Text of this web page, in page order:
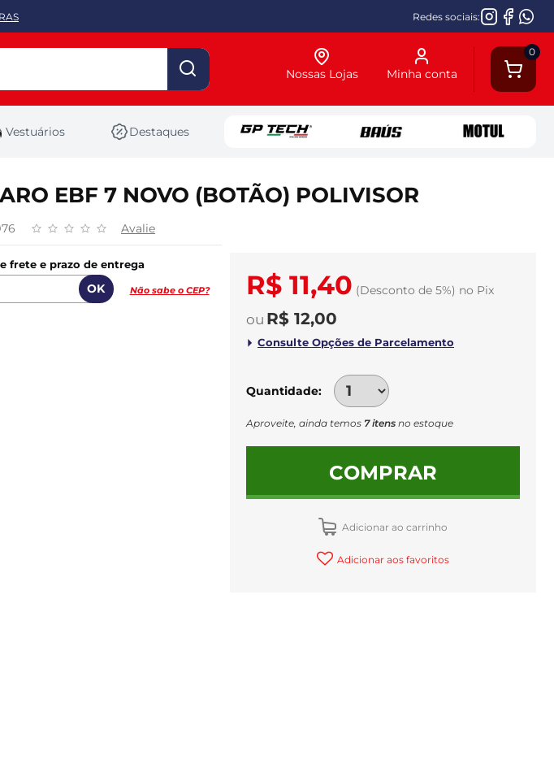
Redes sociais:
0
Minha conta
Nossas Lojas
Vestuários Destaques
EBF 7 NOVO (BOTÃO) POLIVISOR
Avalie
frete e prazo de entrega
Não sabe o CEP? R$ 11,40 (Desconto de 5%) no Pix
R$ 12,00
Quantidade
Aproveite, ainda temos 7 itens no estoque
COMPRAR
Adicionar ao carrinho
Adicionar aos favoritos